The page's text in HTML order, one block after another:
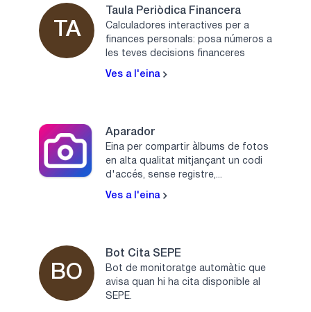
TA
Taula Periòdica Financera
Calculadores interactives per a
finances personals: posa números a
les teves decisions financeres
Ves a l'eina
Aparador
Eina per compartir àlbums de fotos
en alta qualitat mitjançant un codi
d'accés, sense registre,...
Ves a l'eina
BO
Bot Cita SEPE
Bot de monitoratge automàtic que
avisa quan hi ha cita disponible al
SEPE.